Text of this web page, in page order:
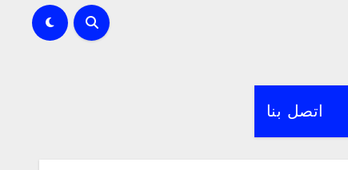
اتصل بنا